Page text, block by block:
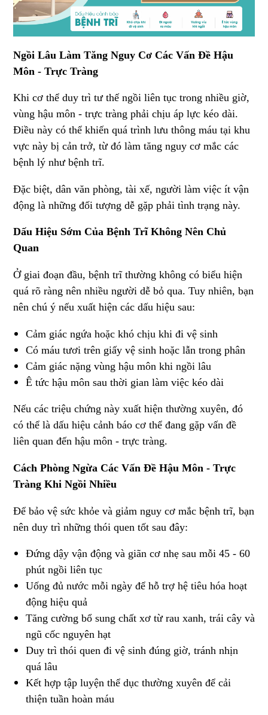
Ngồi Lâu Làm Tăng Nguy Cơ Các Vấn Đề Hậu
Môn - Trực Tràng
Khi cơ thể duy trì tư thế ngồi liên tục trong nhiều giờ,
vùng hậu môn - trực tràng phải chịu áp lực kéo dài.
Điều này có thể khiến quá trình lưu thông máu tại khu
vực này bị cản trở, từ đó làm tăng nguy cơ mắc các
bệnh lý như bệnh trĩ.
Đặc biệt, dân văn phòng, tài xế, người làm việc ít vận
động là những đối tượng dễ gặp phải tình trạng này.
Dấu Hiệu Sớm Của Bệnh Trĩ Không Nên Chủ
Quan
Ở giai đoạn đầu, bệnh trĩ thường không có biểu hiện
quá rõ ràng nên nhiều người dễ bỏ qua. Tuy nhiên, bạn
nên chú ý nếu xuất hiện các dấu hiệu sau:
Cảm giác ngứa hoặc khó chịu khi đi vệ sinh
Có máu tươi trên giấy vệ sinh hoặc lẫn trong phân
Cảm giác nặng vùng hậu môn khi ngồi lâu
Ê tức hậu môn sau thời gian làm việc kéo dài
Nếu các triệu chứng này xuất hiện thường xuyên, đó
có thể là dấu hiệu cảnh báo cơ thể đang gặp vấn đề
liên quan đến hậu môn - trực tràng.
Cách Phòng Ngừa Các Vấn Đề Hậu Môn - Trực
Tràng Khi Ngồi Nhiều
Để bảo vệ sức khỏe và giảm nguy cơ mắc bệnh trĩ, bạn
nên duy trì những thói quen tốt sau đây:
Đứng dậy vận động và giãn cơ nhẹ sau mỗi 45 - 60
phút ngồi liên tục
Uống đủ nước mỗi ngày để hỗ trợ hệ tiêu hóa hoạt
động hiệu quả
Tăng cường bổ sung chất xơ từ rau xanh, trái cây và
ngũ cốc nguyên hạt
Duy trì thói quen đi vệ sinh đúng giờ, tránh nhịn
quá lâu
Kết hợp tập luyện thể dục thường xuyên để cải
thiện tuần hoàn máu